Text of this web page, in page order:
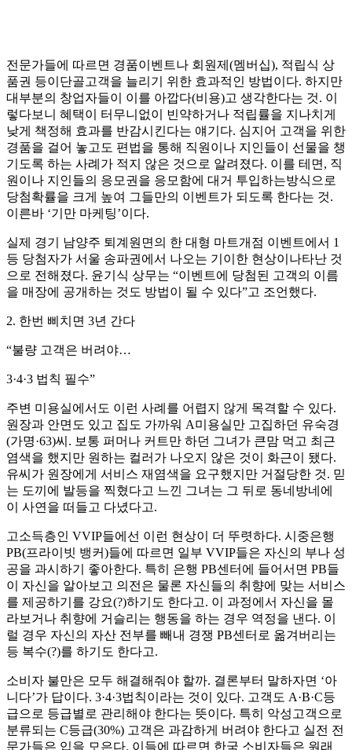
전문가들에 따르면 경품이벤트나 회원제(멤버십), 적립식 상
품권 등이단골고객을 늘리기 위한 효과적인 방법이다. 하지만
대부분의 창업자들이 이를 아깝다(비용)고 생각한다는 것. 이
렇다보니 혜택이 터무니없이 빈약하거나 적립률을 지나치게
낮게 책정해 효과를 반감시킨다는 얘기다. 심지어 고객을 위한
경품을 걸어 놓고도 편법을 통해 직원이나 지인들이 선물을 챙
기도록 하는 사례가 적지 않은 것으로 알려졌다. 이를 테면, 직
원이나 지인들의 응모권을 응모함에 대거 투입하는방식으로
당첨확률을 크게 높여 그들만의 이벤트가 되도록 한다는 것.
이른바 ‘기만 마케팅’이다.
실제 경기 남양주 퇴계원면의 한 대형 마트개점 이벤트에서 1
등 당첨자가 서울 송파권에서 나오는 기이한 현상이나타난 것
으로 전해졌다. 윤기식 상무는 “이벤트에 당첨된 고객의 이름
을 매장에 공개하는 것도 방법이 될 수 있다”고 조언했다.
2. 한번 삐치면 3년 간다
“불량 고객은 버려야…
3·4·3 법칙 필수”
주변 미용실에서도 이런 사례를 어렵지 않게 목격할 수 있다.
원장과 안면도 있고 집도 가까워 A미용실만 고집하던 유숙경
(가명·63)씨. 보통 퍼머나 커트만 하던 그녀가 큰맘 먹고 최근
염색을 했지만 원하는 컬러가 나오지 않은 것이 화근이 됐다.
유씨가 원장에게 서비스 재염색을 요구했지만 거절당한 것. 믿
는 도끼에 발등을 찍혔다고 느낀 그녀는 그 뒤로 동네방네에
이 사연을 떠들고 다녔다고.
고소득층인 VVIP들에선 이런 현상이 더 뚜렷하다. 시중은행
PB(프라이빗 뱅커)들에 따르면 일부 VVIP들은 자신의 부나 성
공을 과시하기 좋아한다. 특히 은행 PB센터에 들어서면 PB들
이 자신을 알아보고 의전은 물론 자신들의 취향에 맞는 서비스
를 제공하기를 강요(?)하기도 한다고. 이 과정에서 자신을 몰
라보거나 취향에 거슬리는 행동을 하는 경우 역정을 낸다. 이
럴 경우 자신의 자산 전부를 빼내 경쟁 PB센터로 옮겨버리는
등 복수(?)를 하기도 한다고.
소비자 불만은 모두 해결해줘야 할까. 결론부터 말하자면 ‘아
니다’가 답이다. 3·4·3법칙이라는 것이 있다. 고객도 A·B·C등
급으로 등급별로 관리해야 한다는 뜻이다. 특히 악성고객으로
분류되는 C등급(30%) 고객은 과감하게 버려야 한다고 실전 전
문가들은 입을 모은다. 이들에 따르면 한국 소비자들은 원래